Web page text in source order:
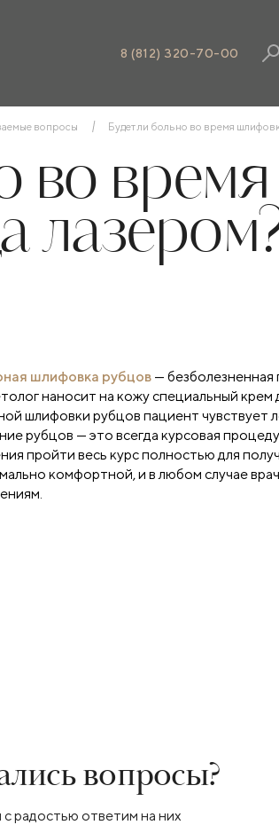
8 (812) 320-70-00
вопросы Будет ли больно во время
во
шлифовка рубцов —
наносит на кожу специальный
шлифовки рубцов пациент
рубцов — это всегда курсовая
пройти весь курс полностью для
комфортной, и в любом случае
вопросы?
радостью ответим на них